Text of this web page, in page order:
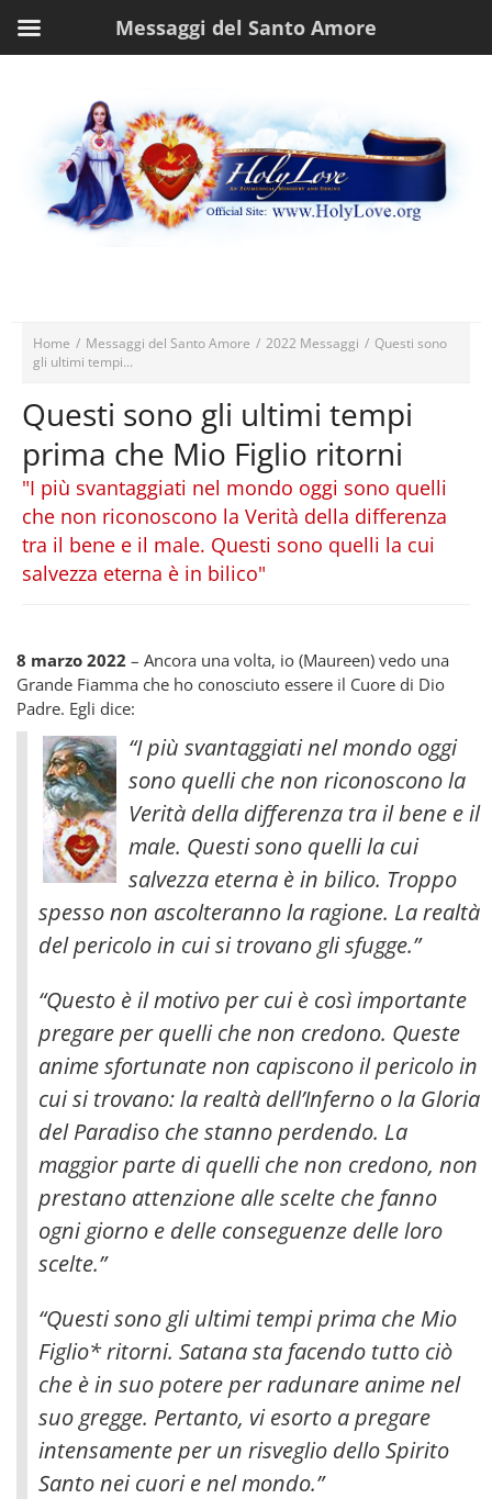
Home / Messaggi del Santo Amore / 2022 Messaggi / Questi sono
gli ultimi tempi...
Questi sono gli ultimi tempi
prima che Mio Figlio ritorni
"I più svantaggiati nel mondo oggi sono quelli
che non riconoscono la Verità della differenza
tra il bene e il male. Questi sono quelli la cui
salvezza eterna è in bilico"
8 marzo 2022 – Ancora una volta, io (Maureen) vedo una
Grande Fiamma che ho conosciuto essere il Cuore di Dio
Padre. Egli dice:
“I più svantaggiati nel mondo oggi
sono quelli che non riconoscono la
Verità della differenza tra il bene e il
male. Questi sono quelli la cui
salvezza eterna è in bilico. Troppo
spesso non ascolteranno la ragione. La realtà
del pericolo in cui si trovano gli sfugge.”
“Questo è il motivo per cui è così importante
pregare per quelli che non credono. Queste
anime sfortunate non capiscono il pericolo in
cui si trovano: la realtà dell’Inferno o la Gloria
del Paradiso che stanno perdendo. La
maggior parte di quelli che non credono, non
prestano attenzione alle scelte che fanno
ogni giorno e delle conseguenze delle loro
scelte.”
“Questi sono gli ultimi tempi prima che Mio
Figlio* ritorni. Satana sta facendo tutto ciò
che è in suo potere per radunare anime nel
suo gregge. Pertanto, vi esorto a pregare
intensamente per un risveglio dello Spirito
Santo nei cuori e nel mondo.”
Messaggi del Santo Amore